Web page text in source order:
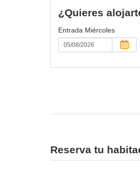
¿Quieres
Entrada Miércoles
Reserva tu